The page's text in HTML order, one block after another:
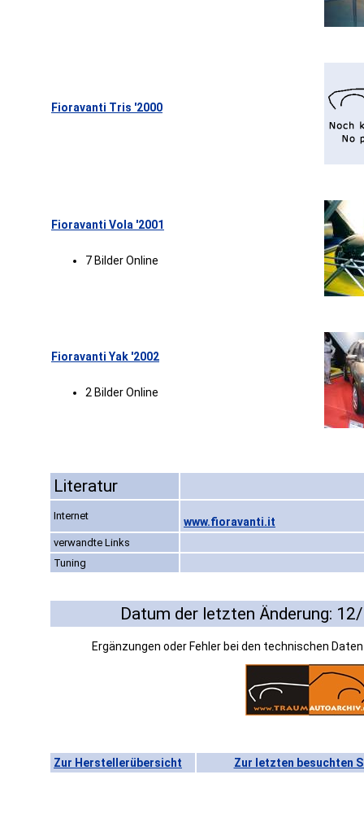
Fioravanti Tris '2000
Fioravanti Vola '2001
7 Bilder Online
Fioravanti Yak '2002
2 Bilder Online
Literatur
Internet www.fioravanti.it
verwandte Links
Tuning
Datum der letzten Änderung:
Ergänzungen oder Fehler bei den technischen
Zur Herstellerübersicht Zur letzten besuchten